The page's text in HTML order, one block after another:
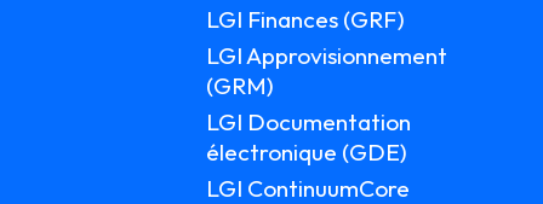
LGI Finances (GRF)
LGI Approvisionnement
(GRM)
LGI Documentation
électronique (GDE)
LGI ContinuumCore